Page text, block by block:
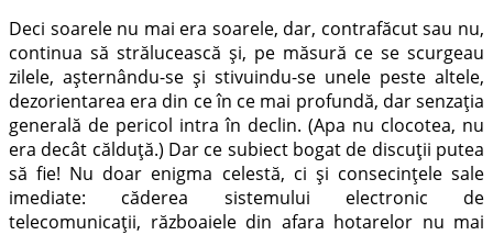
Deci soarele nu mai era soarele, dar, contrafăcut sau nu,
continua să strălucească şi, pe măsură ce se scurgeau
zilele, aşternându-se şi stivuindu-se unele peste altele,
dezorientarea era din ce în ce mai profundă, dar senzaţia
generală de pericol intra în declin. (Apa nu clocotea, nu
era decât călduţă.) Dar ce subiect bogat de discuţii putea
să fie! Nu doar enigma celestă, ci şi consecinţele sale
imediate: căderea sistemului electronic de
telecomunicaţii, războaiele din afara hotarelor nu mai